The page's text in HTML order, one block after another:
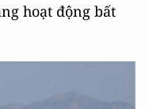
hoạt động bất